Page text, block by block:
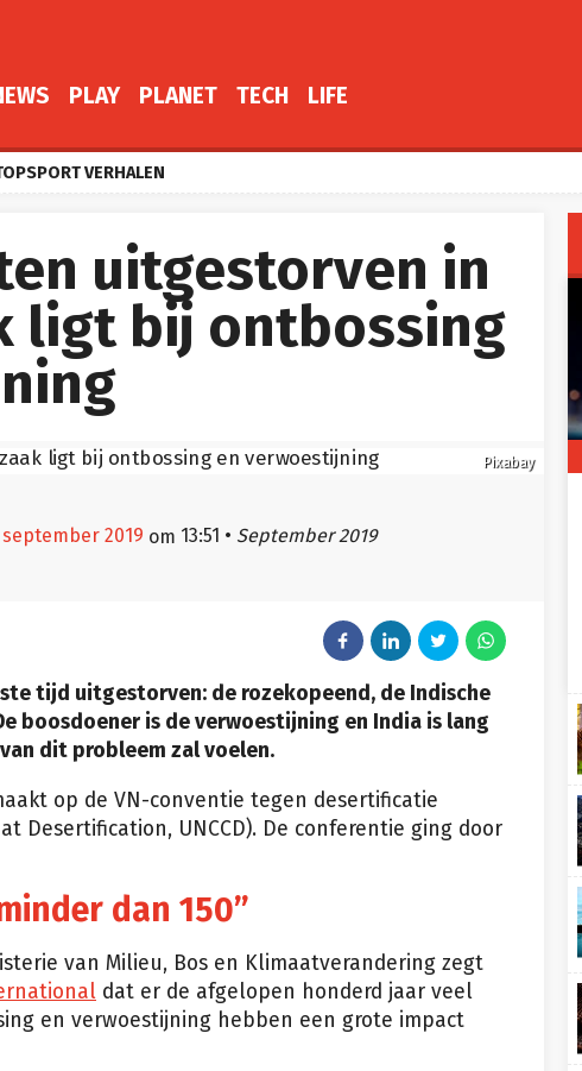
PLAY PLANET TECH LIFE
VERHALEN
uitgestorven in
ligt bij ontbossing
Pixabay
september 2019 om 13:51 • September 2019
tijd uitgestorven: de rozekopeend, de Indische
boosdoener is de verwoestijning en India is lang
dit probleem zal voelen.
op de VN-conventie tegen desertificatie
Desertification, UNCCD). De conferentie ging door
dan 150”
van Milieu, Bos en Klimaatverandering zegt
dat er de afgelopen honderd jaar veel
en verwoestijning hebben een grote impact